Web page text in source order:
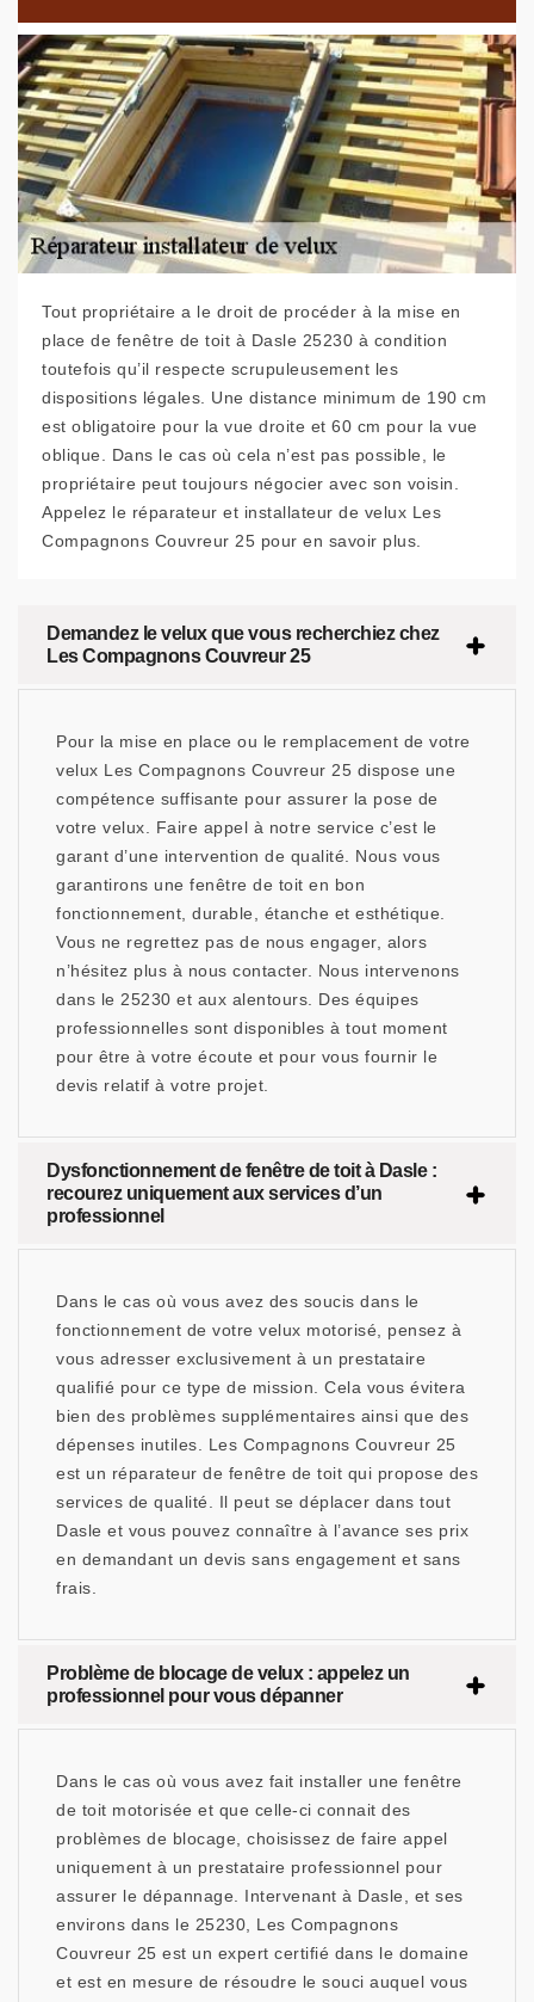
Tout propriétaire a le droit de procéder à la mise en
place de fenêtre de toit à Dasle 25230 à condition
toutefois qu’il respecte scrupuleusement les
dispositions légales. Une distance minimum de 190 cm
est obligatoire pour la vue droite et 60 cm pour la vue
oblique. Dans le cas où cela n’est pas possible, le
propriétaire peut toujours négocier avec son voisin.
Appelez le réparateur et installateur de velux Les
Compagnons Couvreur 25 pour en savoir plus.
Demandez le velux que vous recherchiez chez
Les Compagnons Couvreur 25
Pour la mise en place ou le remplacement de votre
velux Les Compagnons Couvreur 25 dispose une
compétence suffisante pour assurer la pose de
votre velux. Faire appel à notre service c’est le
garant d’une intervention de qualité. Nous vous
garantirons une fenêtre de toit en bon
fonctionnement, durable, étanche et esthétique.
Vous ne regrettez pas de nous engager, alors
n’hésitez plus à nous contacter. Nous intervenons
dans le 25230 et aux alentours. Des équipes
professionnelles sont disponibles à tout moment
pour être à votre écoute et pour vous fournir le
devis relatif à votre projet.
Dysfonctionnement de fenêtre de toit à Dasle :
recourez uniquement aux services d’un
professionnel
Dans le cas où vous avez des soucis dans le
fonctionnement de votre velux motorisé, pensez à
vous adresser exclusivement à un prestataire
qualifié pour ce type de mission. Cela vous évitera
bien des problèmes supplémentaires ainsi que des
dépenses inutiles. Les Compagnons Couvreur 25
est un réparateur de fenêtre de toit qui propose des
services de qualité. Il peut se déplacer dans tout
Dasle et vous pouvez connaître à l’avance ses prix
en demandant un devis sans engagement et sans
frais.
Problème de blocage de velux : appelez un
professionnel pour vous dépanner
Dans le cas où vous avez fait installer une fenêtre
de toit motorisée et que celle-ci connait des
problèmes de blocage, choisissez de faire appel
uniquement à un prestataire professionnel pour
assurer le dépannage. Intervenant à Dasle, et ses
environs dans le 25230, Les Compagnons
Couvreur 25 est un expert certifié dans le domaine
et est en mesure de résoudre le souci auquel vous